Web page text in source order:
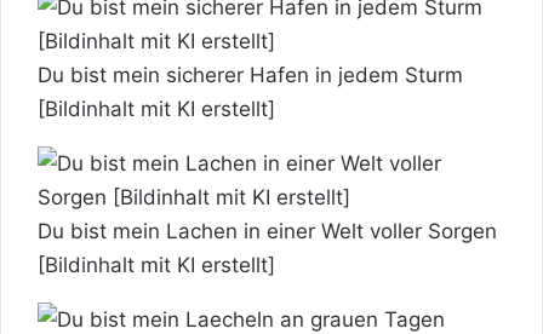
Du bist mein sicherer Hafen in jedem Sturm
[Bildinhalt mit KI erstellt]
Du bist mein Lachen in einer Welt voller Sorgen
[Bildinhalt mit KI erstellt]